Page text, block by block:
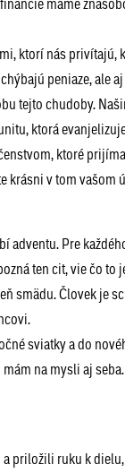
ktorí nás
peniaze, ale
tejto chudoby.
ktorá
ktoré
krásni v tom vašom
adventu. Pre
ten cit, vie čo
smädu. Človek je
sviatky a do
na mysli aj
priložili ruku k